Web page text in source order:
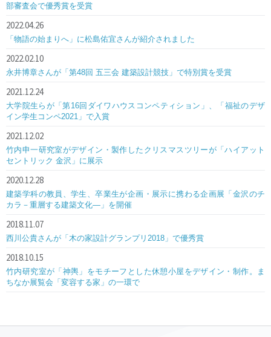
部審査会で優秀賞を受賞
2022.04.26
「物語の始まりへ」に松島佑宜さんが紹介されました
2022.02.10
永井博章さんが「第48回 五三会 建築設計競技」で特別賞を受賞
2021.12.24
大学院生らが「第16回ダイワハウスコンペティション」、「福祉のデザ
イン学生コンペ2021」で入賞
2021.12.02
竹内申一研究室がデザイン・製作したクリスマスツリーが「ハイアット
セントリック 金沢」に展示
2020.12.28
建築学科の教員、学生、卒業生が企画・展示に携わる企画展「金沢のチ
カラ－重層する建築文化―」を開催
2018.11.07
西川公貴さんが「木の家設計グランプリ2018」で優秀賞
2018.10.15
竹内研究室が「神輿」をモチーフとした休憩小屋をデザイン・制作。ま
ちなか展覧会「変容する家」の一環で